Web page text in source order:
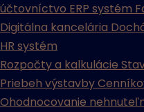
účtovníctvo ERP systém
Digitálna kancelária
HR systém
Rozpočty a kalkulácie
Priebeh výstavby
Ohodnocovanie